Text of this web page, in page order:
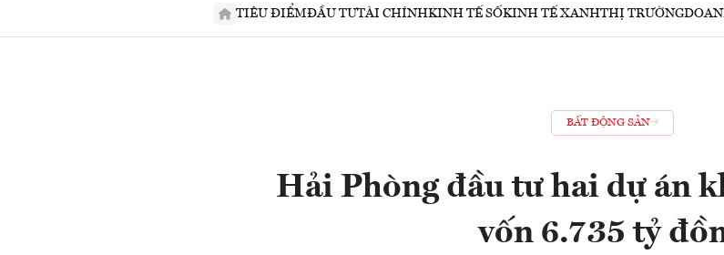
TIÊU ĐIỂMĐẦU TƯTÀI CHÍNHKINH TẾ SỐKINH TẾ XANHTHỊ TRƯỜNG
BẤT ĐỘNG SẢN
Hải Phòng đầu tư hai dự án
vốn 6.735 tỷ